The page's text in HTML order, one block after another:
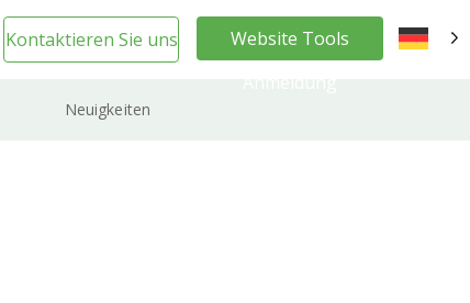
Kontaktieren Sie uns
Website Tools
Neuigkeiten